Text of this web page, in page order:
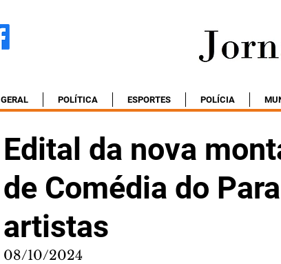
GERAL POLÍTICA ESPORTES POLÍCIA
Edital da nova
de Comédia do
artistas
08/10/2024